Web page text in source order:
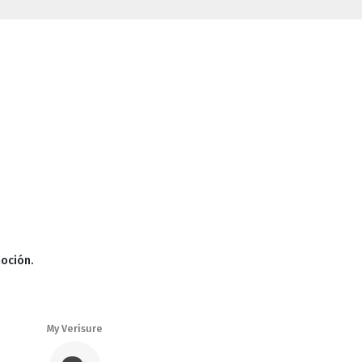
My Verisure